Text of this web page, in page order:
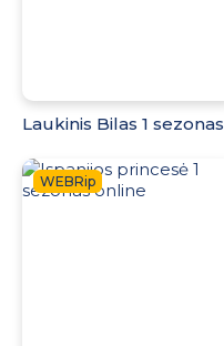
Laukinis Bilas 1 sezonas
WEBRip